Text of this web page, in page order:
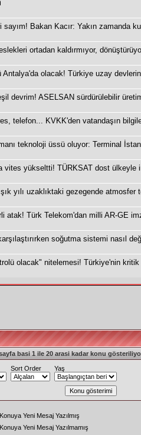
sayım! Bakan Kacır: Yakın zamanda
ortadan kaldırmıyor,
Antalya'da olacak! Türkiye uzay
devrim! ASELSAN sürdürülebilir
telefon... KVKK'den vatandaşın
teknoloji üssü oluyor: Terminal
vites yükseltti! TÜRKSAT dost ülkeyle
yılı uzaklıktaki gezegende atmosfer
atak! Türk Telekom'dan milli AR-GE
soğutma sistemi nasıl
olacak" nitelemesi! Türkiye'nin kritik
basi 1 ile 20 arasi kadar konu
Sort Order Yaş
Yeni Mesaj Yazılmış
Yeni Mesaj Yazılmamış